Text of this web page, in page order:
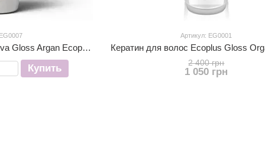
Реконструктор Progressiva Gloss Argan Ecoplus
Купить
Артикул: EG0001
2 400 грн
1 050 грн